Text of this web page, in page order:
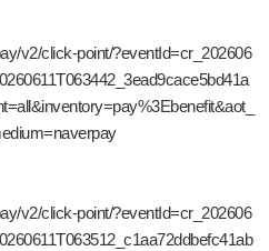
v2/click-point/?eventId=cr_202606
v2/click-point/?eventId=cr_202606